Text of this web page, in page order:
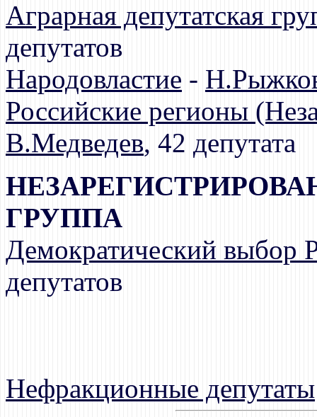
Аграрная депутатская
депутатов
Народовластие -
Российские регионы
В.Медведев, 42 депутата
ГРУППА
Демократический выбор
депутатов
Нефракционные депутаты